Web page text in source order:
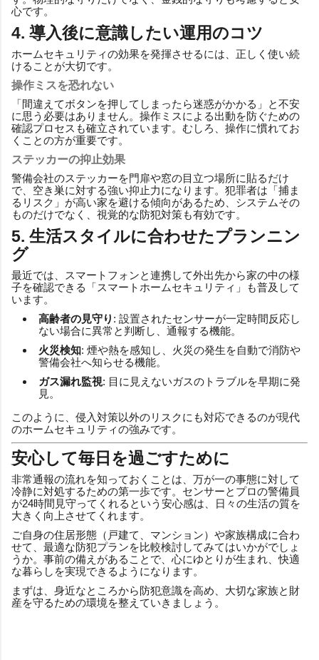
心です。
4. 導入後に意識したい運用のコツ
ホームセキュリティの効果を発揮させるには、正しく使い続
けることが大切です。
操作ミスを恐れない
「間違えてボタンを押してしまったら迷惑がかかる」と不安
に思う必要はありません。操作ミスによる出動を防ぐための
確認プロセスも確立されています。むしろ、操作に慣れてお
くことの方が重要です。
ステッカーの抑止効果
警備会社のステッカーを門扉や窓の目立つ場所に貼るだけ
で、空き巣に対する強い抑止力になります。犯罪者は「捕ま
るリスク」が高い家を避ける傾向があるため、システムその
ものだけでなく、視覚的な防犯対策も有効です。
5. 生活スタイルに合わせたプランニン
グ
最近では、スマートフォンと連携して外出先から家の中の様
子を確認できる「スマートホームセキュリティ」も普及して
います。
高齢者の見守り : 設置されたセンサーが一定時間反応し
ない場合に異常と判断し、通報する機能。
火災検知: 煙や熱を感知し、火災の発生を自動で消防や
警備会社へ知らせる機能。
ガス漏れ監視: 目に見えないガスのトラブルを早期に発
見。
このように、侵入対策以外のリスクにも対応できるのが現代
のホームセキュリティの強みです。
安心して毎日を過ごすために
非常通報の流れを知っておくことは、万が一の事態に対して
冷静に対処するための第一歩です。センサーとプロの警備員
が24時間見守ってくれるという安心感は、日々の生活の質を
大きく向上させてくれます。
ご自身の住居形態（戸建て、マンション）や家族構成に合わ
せて、最適な防犯プランを比較検討してみてはいかがでしょ
うか。事前の備えがあることで、心にゆとりが生まれ、快適
な暮らしを実現できるようになります。
まずは、身近なところから防犯意識を高め、大切な家族と財
産を守るための環境を整えていきましょう。